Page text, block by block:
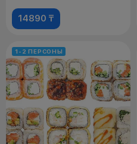
14890 ₸
1-2 ПЕРСОНЫ